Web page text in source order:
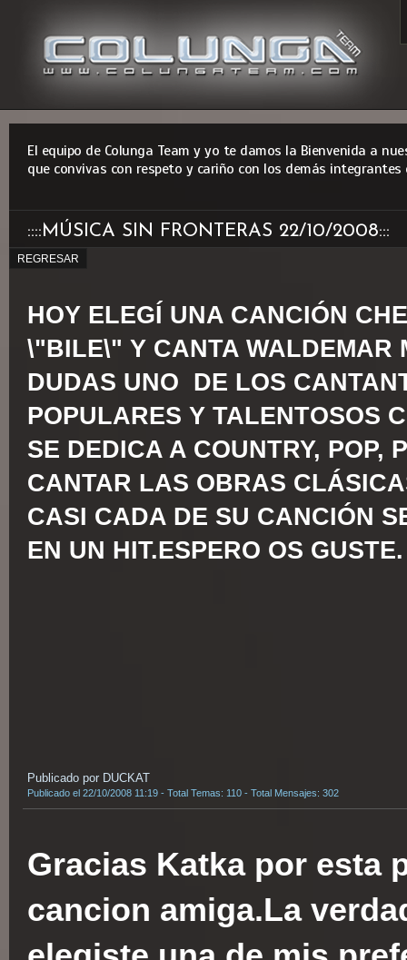
El equipo de Colunga Team y yo te damos la Bienvenida a
que convivas con respeto y cariño con los demás integrantes
::::MÚSICA SIN FRONTERAS 22/10/2008:::
REGRESAR
HOY ELEGÍ UNA CANCIÓN
\"BILE\" Y CANTA WALDEMAR
DUDAS UNO DE LOS
POPULARES Y TALENTOSOS
SE DEDICA A COUNTRY, POP,
CANTAR LAS OBRAS
CASI CADA DE SU CANCIÓN
EN UN HIT.ESPERO OS GUSTE.
Publicado por DUCKAT
Publicado el 22/10/2008 11:19 - Total Temas: 110 - Total Mensajes: 302
Gracias Katka por esta
cancion amiga.La